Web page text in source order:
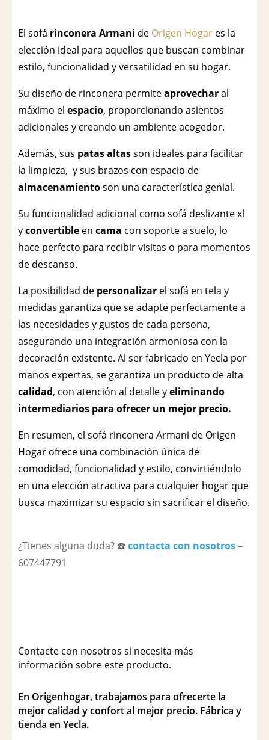
El sofá rinconera Armani de Origen Hogar es la
elección ideal para aquellos que buscan combinar
estilo, funcionalidad y versatilidad en su hogar.
Su diseño de rinconera permiteaprovecharal
máximo elespacio, proporcionando asientos
adicionales y creando un ambiente acogedor.
Además, sus patas altasson ideales para facilitar
la limpieza, y sus brazos con espacio de
almacenamientoson una característica genial.
Su funcionalidad adicional como sofá deslizante xl
yconvertible encama con soporte a suelo, lo
hace perfecto para recibir visitas o para momentos
de descanso.
La posibilidad de personalizar el sofá en tela y
medidas garantiza que se adapte perfectamente a
las necesidades y gustos de cada persona,
asegurando una integración armoniosa con la
decoración existente. Al ser fabricado en Yecla por
manos expertas, se garantiza un producto de alta
calidad, con atención al detalle yeliminando
intermediarios para ofrecer un mejor precio.
En resumen, el sofá rinconera Armani de Origen
Hogar ofrece una combinación única de
comodidad, funcionalidad y estilo, convirtiéndolo
en una elección atractiva para cualquier hogar que
busca maximizar su espacio sin sacrificar el diseño.
¿Tienes alguna duda? ☎️contacta con nosotros–
607447791
Contacte con nosotros si necesita más
información sobre este producto.
En Origenhogar, trabajamos para ofrecerte la
mejor calidad y confort al mejor precio. Fábrica y
tienda en Yecla.